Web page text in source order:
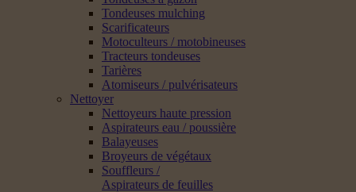
Tondeuses mulching
Scarificateurs
Motoculteurs / motobineuses
Tracteurs tondeuses
Tarières
Atomiseurs / pulvérisateurs
Nettoyer
Nettoyeurs haute pression
Aspirateurs eau / poussière
Balayeuses
Broyeurs de végétaux
Souffleurs /
Aspirateurs de feuilles